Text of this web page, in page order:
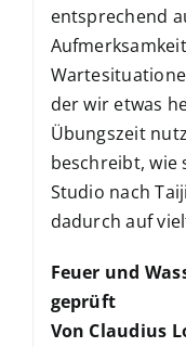
entsprechend
der wir etwas
Übungszeit
beschreibt, wie
Studio nach
dadurch auf
Feuer und
geprüft
Von Claudius